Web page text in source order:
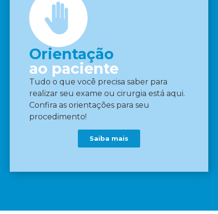
Orientação
ao paciente
Tudo o que você precisa saber para
realizar seu exame ou cirurgia está aqui.
Confira as orientações para seu
procedimento!
Saiba mais